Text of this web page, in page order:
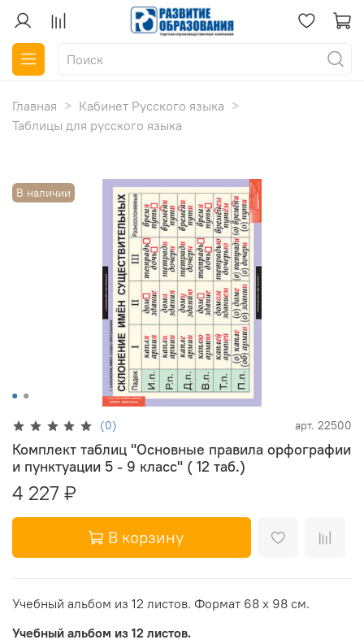
Главная
Кабинет Русского языка
Таблицы для русского языка
В наличии
(0) арт. 22500
Комплект таблиц "Основные правила орфографии
и пунктуации 5 - 9 класс" ( 12 таб.)
4 227 ₽
В корзину
Учебный альбом из 12 листов. Формат 68 х 98 см.
Учебный альбом из 12 листов.